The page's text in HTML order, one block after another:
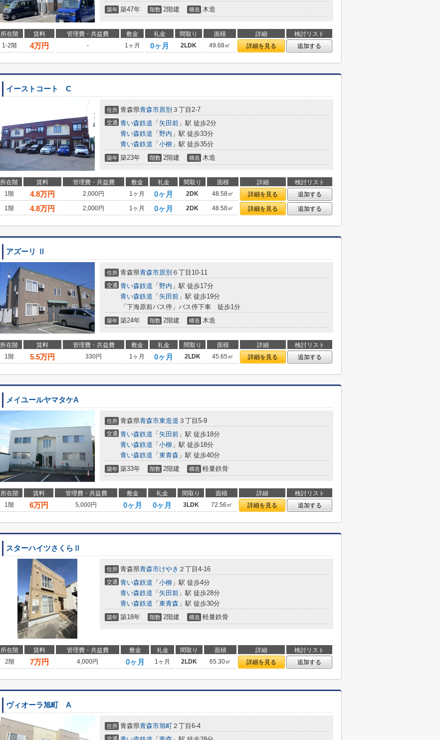
築年 築47年 階数 2階建 構造 木造
所在階 賃料 管理費・共益費 敷金 礼金 間取り 面積 詳細
検討リスト
1-2階
4万円 - 1ヶ月 0ヶ月 2LDK 49.68㎡ 詳細を見る 追加する
イーストコート C
住所 青森県青森市原別 ３丁目2-7
交通 青い森鉄道 「 矢田前 」駅 徒歩2分
青い森鉄道 「 野内 」駅 徒歩33分
青い森鉄道 「 小柳 」駅 徒歩35分
築年 築23年 階数 2階建 構造 木造
所在階 賃料 管理費・共益費 敷金 礼金 間取り 面積 詳細
検討リスト
1階
4.8万円 2,000円 1ヶ月 0ヶ月 2DK 48.58㎡ 詳細を見る
追加する
1階
4.8万円 2,000円 1ヶ月 0ヶ月 2DK 48.58㎡ 詳細を見る 追加する
アズーリ Ⅱ
住所 青森県青森市原別 ６丁目10-11
交通 青い森鉄道 「 野内 」駅 徒歩17分
青い森鉄道 「 矢田前 」駅 徒歩19分
「下海原前バス停」バス停下車 徒歩1分
築年 築24年 階数 2階建 構造 木造
所在階 賃料 管理費・共益費 敷金 礼金 間取り 面積 詳細
検討リスト
1階
5.5万円 330円 1ヶ月 0ヶ月 2LDK 45.65㎡ 詳細を見る 追加する
メイユールヤマタケA
住所 青森県青森市東造道 ３丁目5-9
交通 青い森鉄道 「 矢田前 」駅 徒歩18分
青い森鉄道 「 小柳 」駅 徒歩18分
青い森鉄道 「 東青森 」駅 徒歩40分
築年 築33年 階数 2階建 構造 軽量鉄骨
所在階 賃料 管理費・共益費 敷金 礼金 間取り 面積 詳細
検討リスト
1階
6万円 5,000円 0ヶ月 0ヶ月 3LDK 72.56㎡ 詳細を見る 追加する
スターハイツさくらⅡ
住所 青森県青森市けやき ２丁目4-16
交通 青い森鉄道 「 小柳 」駅 徒歩4分
青い森鉄道 「 矢田前 」駅 徒歩28分
青い森鉄道 「 東青森 」駅 徒歩30分
築年 築18年 階数 2階建 構造 軽量鉄骨
所在階 賃料 管理費・共益費 敷金 礼金 間取り 面積 詳細
検討リスト
2階
7万円 4,000円 0ヶ月 1ヶ月 2LDK 65.30㎡ 詳細を見る 追加する
ヴィオーラ旭町 A
住所 青森県青森市旭町 ２丁目6-4
交通